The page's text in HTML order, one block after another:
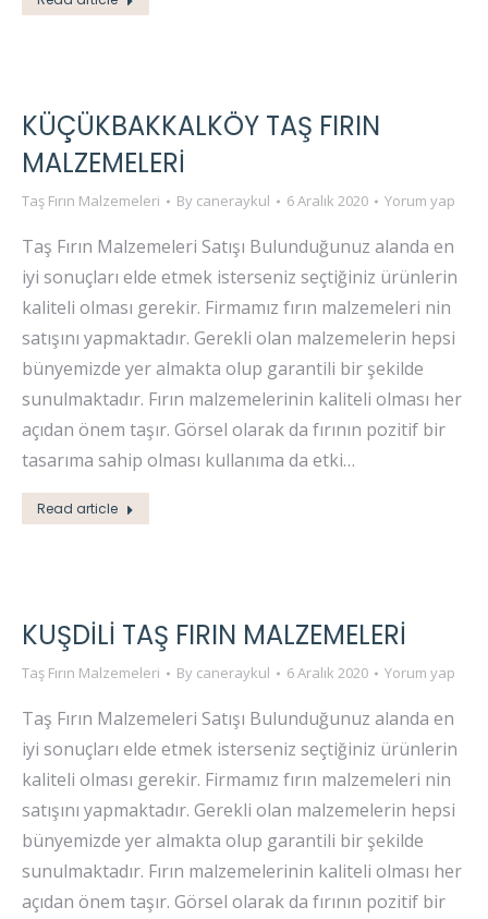
KÜÇÜKBAKKALKÖY TAŞ FIRIN
MALZEMELERI
Taş Fırın Malzemeleri By caneraykul 6 Aralık 2020 Yorum yap
Taş Fırın Malzemeleri Satışı Bulunduğunuz alanda en
iyi sonuçları elde etmek isterseniz seçtiğiniz ürünlerin
kaliteli olması gerekir. Firmamız fırın malzemeleri nin
satışını yapmaktadır. Gerekli olan malzemelerin hepsi
bünyemizde yer almakta olup garantili bir şekilde
sunulmaktadır. Fırın malzemelerinin kaliteli olması her
açıdan önem taşır. Görsel olarak da fırının pozitif bir
tasarıma sahip olması kullanıma da etki…
Read article
KUŞDILI TAŞ FIRIN MALZEMELERI
Taş Fırın Malzemeleri By caneraykul 6 Aralık 2020 Yorum yap
Taş Fırın Malzemeleri Satışı Bulunduğunuz alanda en
iyi sonuçları elde etmek isterseniz seçtiğiniz ürünlerin
kaliteli olması gerekir. Firmamız fırın malzemeleri nin
satışını yapmaktadır. Gerekli olan malzemelerin hepsi
bünyemizde yer almakta olup garantili bir şekilde
sunulmaktadır. Fırın malzemelerinin kaliteli olması her
açıdan önem taşır. Görsel olarak da fırının pozitif bir